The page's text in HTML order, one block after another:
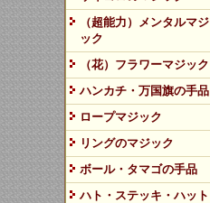
（超能力）メンタルマジ
ック
（花）フラワーマジック
ハンカチ・万国旗の手品
ロープマジック
リングのマジック
ボール・タマゴの手品
ハト・ステッキ・ハット